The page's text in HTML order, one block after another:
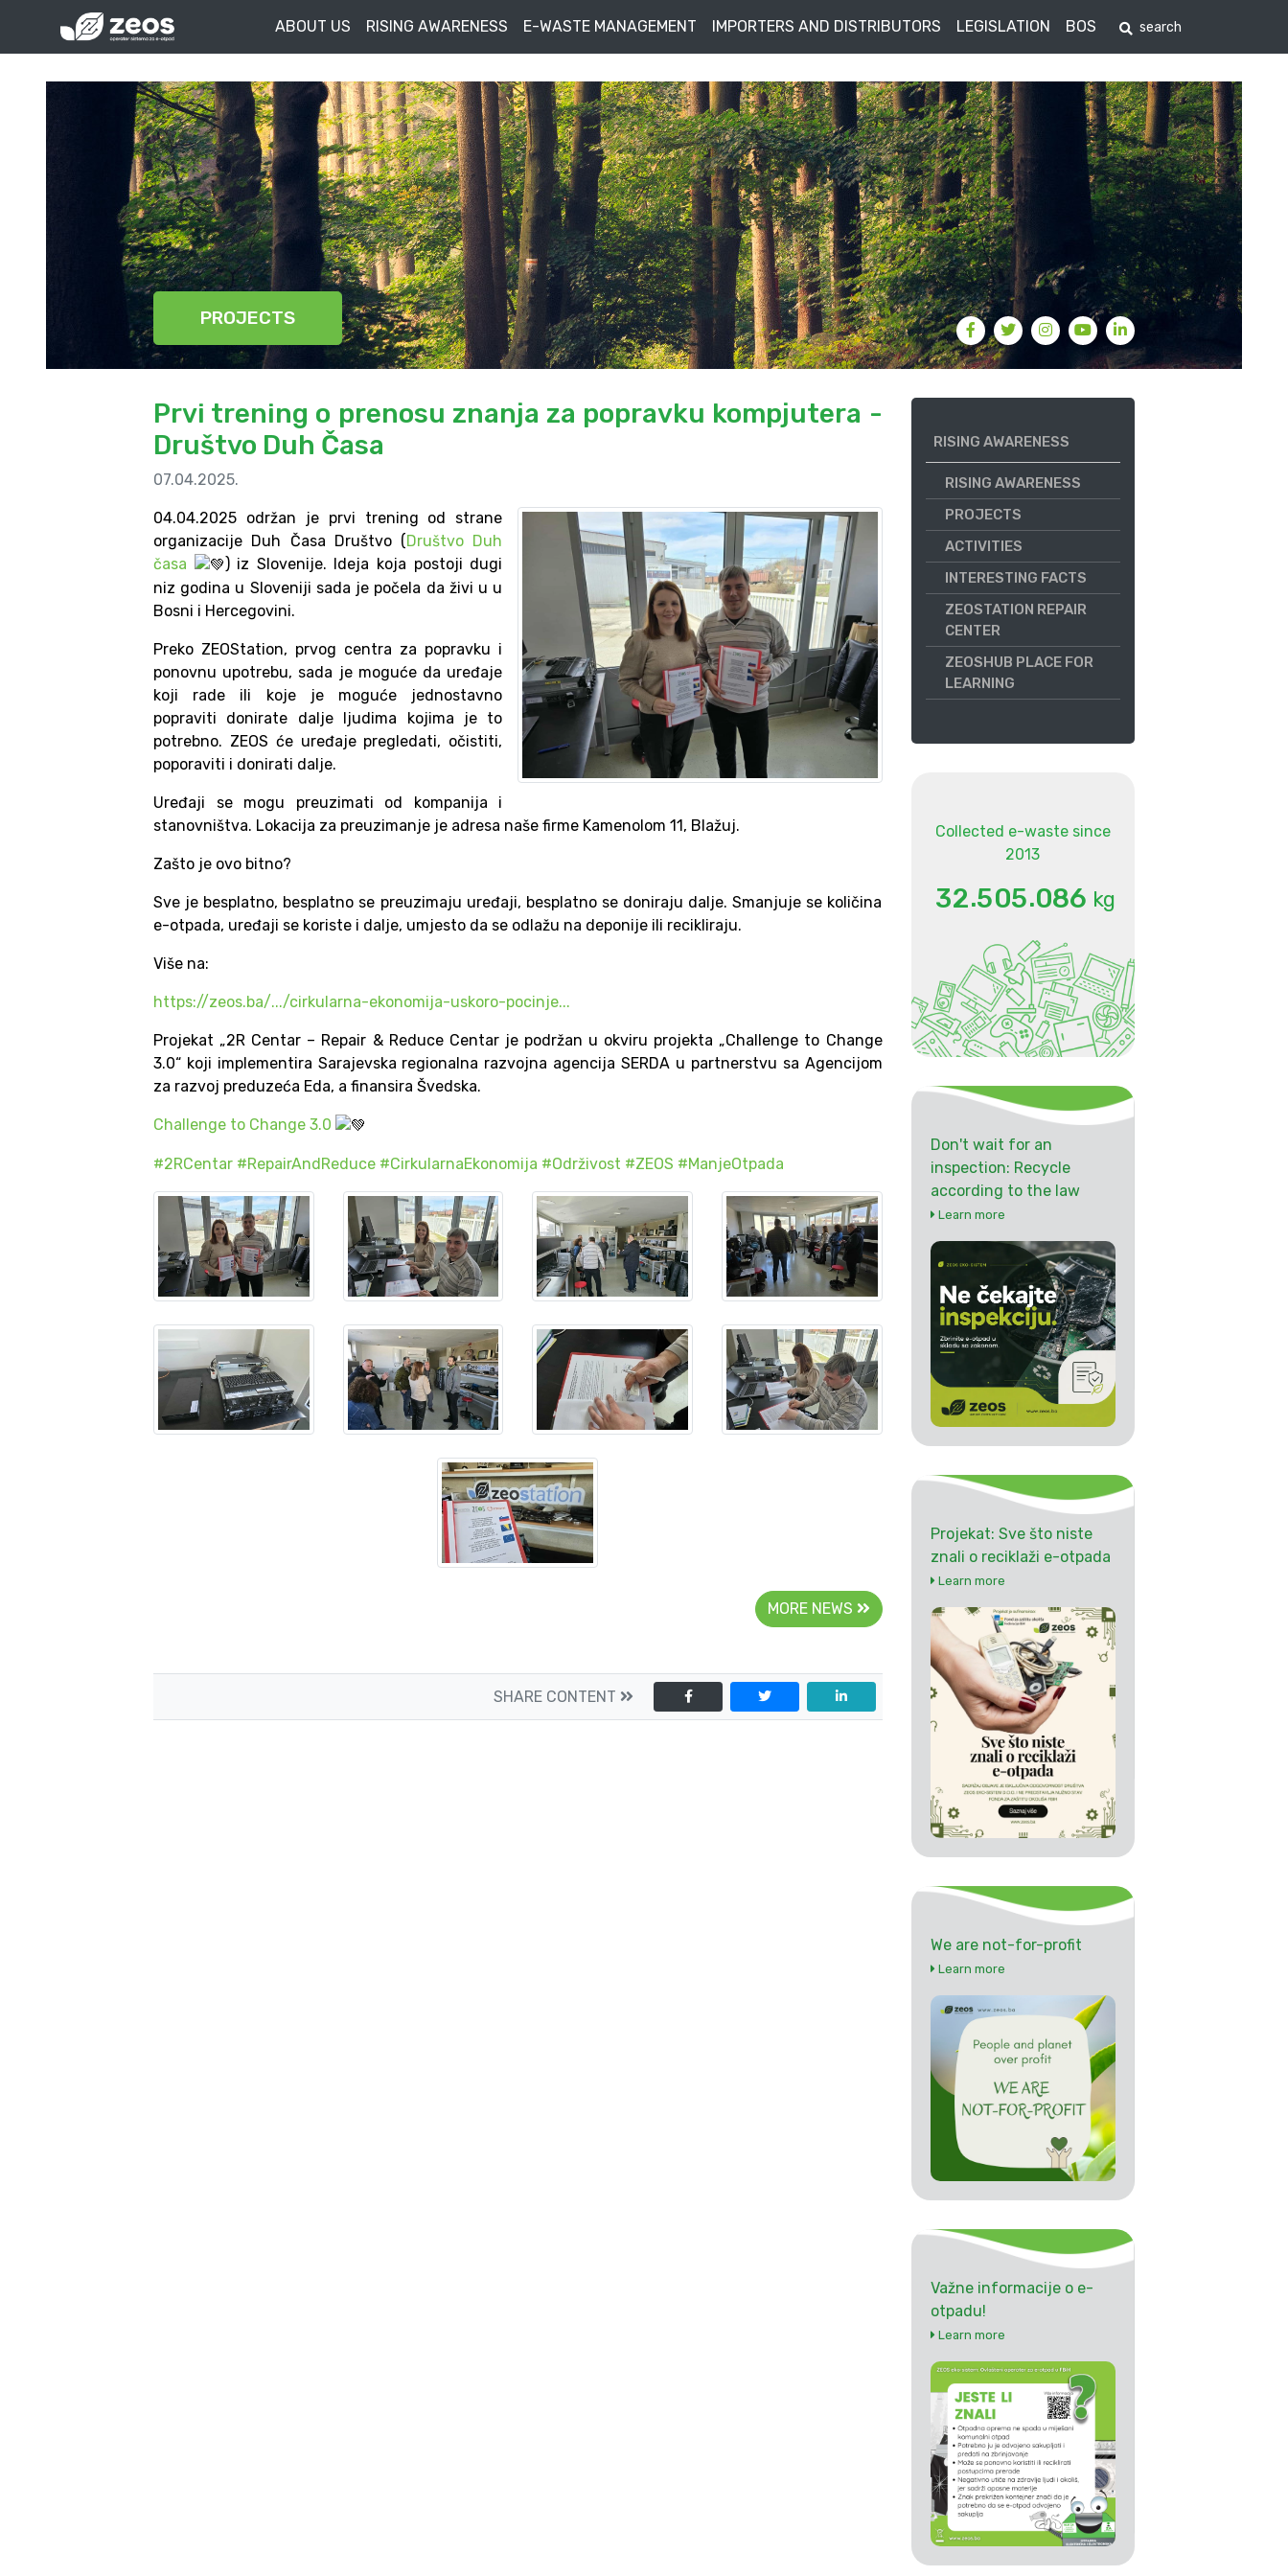
ABOUT US RISING AWARENESS E-WASTE MANAGEMENT IMPORTERS AND DISTRIBUTORS LEGISLATION BOS
PROJECTS
Prvi trening o prenosu znanja za popravku kompjutera -
Društvo Duh Časa
07.04.2025.
04.04.2025 održan je prvi trening od strane
organizacije Duh Časa Društvo (Društvo Duh
časa
) iz Slovenije. Ideja koja postoji dugi
niz godina u Sloveniji sada je počela da živi u u
Bosni i Hercegovini.
Preko ZEOStation, prvog centra za popravku i
ponovnu upotrebu, sada je moguće da uređaje
koji rade ili koje je moguće jednostavno
popraviti donirate dalje ljudima kojima je to
potrebno. ZEOS će uređaje pregledati, očistiti,
poporaviti i donirati dalje.
Uređaji se mogu preuzimati od kompanija i
stanovništva. Lokacija za preuzimanje je adresa naše firme Kamenolom 11, Blažuj.
Zašto je ovo bitno?
Sve je besplatno, besplatno se preuzimaju uređaji, besplatno se doniraju dalje. Smanjuje se količina
e-otpada, uređaji se koriste i dalje, umjesto da se odlažu na deponije ili recikliraju.
Više na:
https://zeos.ba/.../cirkularna-ekonomija-uskoro-pocinje...
Projekat „2R Centar – Repair & Reduce Centar je podržan u okviru projekta „Challenge to Change
3.0“ koji implementira Sarajevska regionalna razvojna agencija SERDA u partnerstvu sa Agencijom
za razvoj preduzeća Eda, a finansira Švedska.
Challenge to Change 3.0
#2RCentar #RepairAndReduce #CirkularnaEkonomija #Održivost #ZEOS #ManjeOtpada
MORE NEWS
SHARE CONTENT
RISING AWARENESS
RISING AWARENESS
PROJECTS
ACTIVITIES
INTERESTING FACTS
ZEOSTATION REPAIR
CENTER
ZEOSHUB PLACE FOR
LEARNING
Collected e-waste since
2013
32.505.086 kg
Don't wait for an
inspection: Recycle
according to the law
Learn more
Projekat: Sve što niste
znali o reciklaži e-otpada
Learn more
We are not-for-profit
Learn more
Važne informacije o e-
otpadu!
Learn more